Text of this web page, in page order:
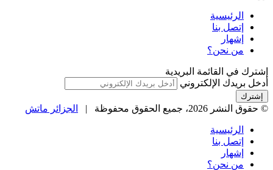
الرئيسية
إتصل بنا
إشهار
من نحن؟
إشترك في القائمة البريدية
أدخل بريدك الإلكتروني
© حقوق النشر 2026، جميع الحقوق محفوظة | الجزائر ماتش
الرئيسية
إتصل بنا
إشهار
من نحن؟